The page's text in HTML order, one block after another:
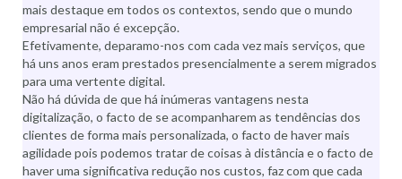
mais destaque em todos os contextos, sendo que o mundo
empresarial não é excepção.
Efetivamente, deparamo-nos com cada vez mais serviços, que
há uns anos eram prestados presencialmente a serem migrados
para uma vertente digital.
Não há dúvida de que há inúmeras vantagens nesta
digitalização, o facto de se acompanharem as tendências dos
clientes de forma mais personalizada, o facto de haver mais
agilidade pois podemos tratar de coisas à distância e o facto de
haver uma significativa redução nos custos, faz com que cada